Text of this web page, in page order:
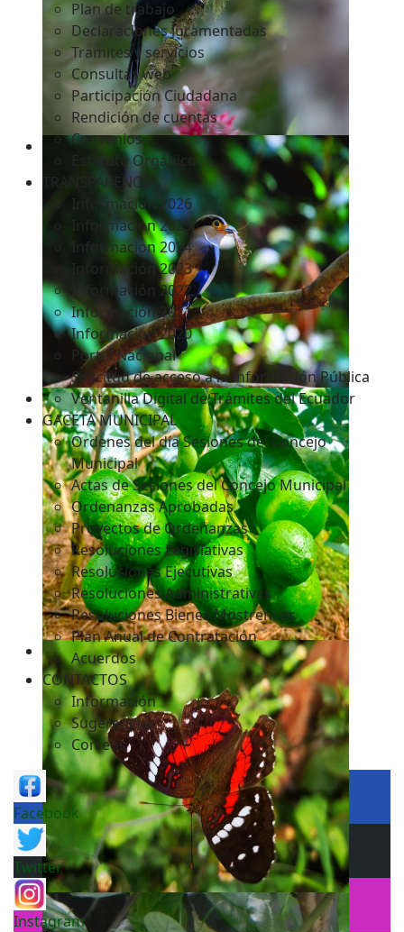
Plan de trabajo
Declaraciones Juramentadas
Tramites y servicios
Consultas web
Participación Ciudadana
Rendición de cuentas
Convenios
Estatuto Orgánico
TRANSPARENCIA
Informacion 2026
Informacion 2025
Informacion 2024
Información 2023
Información 2022
Información 2021
Información 2020
Portal Nacional
Solicitud de acceso a la Información Pública
Ventanilla Digital de Trámites del Ecuador
GACETA MUNICIPAL
Ordenes del día Sesiones del Concejo
Municipal
Actas de Sesiones del Concejo Municipal
Ordenanzas Aprobadas
Proyectos de Ordenanzas
Resoluciones Legislativas
Resoluciones Ejecutivas
Resoluciones Administrativas
Resoluciones Bienes Mostrencos
Plan Anual de Contratación
Acuerdos
CONTACTOS
Información
Sugerencias
Correos
Facebook
Twitter
Instagram